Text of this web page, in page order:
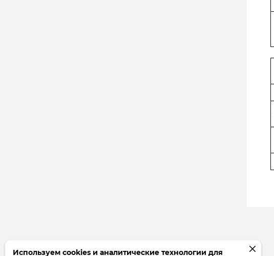
Используем cookies и аналитические технологии для